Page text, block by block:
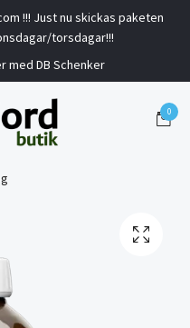
!!! Just nu skickas paketen
torsdagar!!!
med DB Schenker
0